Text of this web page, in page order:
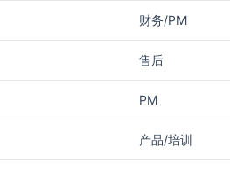
财务/PM
售后
PM
产品/培训